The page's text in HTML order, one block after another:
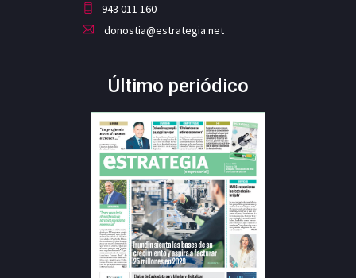
943 011 160
donostia@estrategia.net
Último periódico